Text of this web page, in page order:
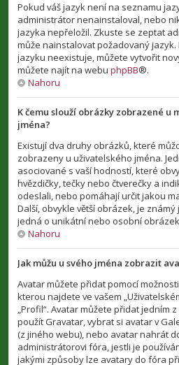
Pokud váš jazyk není na seznamu
administrátor nenainstaloval, nebo
jazyka nepřeložil. Zkuste se zeptat
může nainstalovat požadovaný
jazyku neexistuje, můžete vytvořit
můžete najít na webu phpBB®.
Nahoru
K čemu slouží obrázky zobrazené u
jména?
Existují dva druhy obrázků, které
zobrazeny u uživatelského jména.
asociované s vaší hodností, které
hvězdičky, tečky nebo čtverečky a
odeslali, nebo pomáhají určit jakou
Další, obvykle větší obrázek, je
jedná o unikátní nebo osobní
Nahoru
Jak můžu u svého jména zobrazit
Avatar můžete přidat pomocí
kterou najdete ve vašem
„Profil“. Avatar můžete přidat jedním
použít Gravatar, vybrat si avatar v
(z jiného webu), nebo avatar nahrát
administrátorovi fóra, jestli je
jakými způsoby lze avatary do fóra